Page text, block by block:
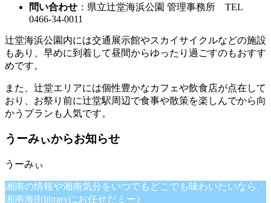
問い合わせ ：県立辻堂海浜公園 管理事務所 TEL
0466-34-0011
辻堂海浜公園内には交通展示館やスカイサイクルなどの施設
もあり、早めに到着して昼間からゆったり過ごすのもおすす
めです。
また、辻堂エリアには個性豊かなカフェや飲食店が点在して
おり、お祭り前に辻堂駅周辺で食事や散策を楽しんでから向
かうプランも人気です。
うーみぃからお知らせ
湘南の情報や湘南気分をいつでもどこでも味わいたいなら、
湘南海街libraryにお任せだミー♪